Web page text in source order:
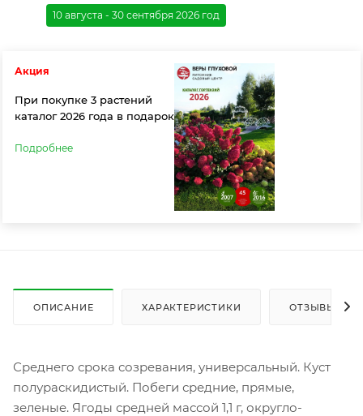
10 августа - 30 сентября 2026 год
Акция
При покупке 3 растений
каталог 2026 года в подарок
Подробнее
ОПИСАНИЕ ХАРАКТЕРИСТИКИ ОТЗЫВЫ
Среднего срока созревания, универсальный. Куст
полураскидистый. Побеги средние, прямые,
зеленые. Ягоды средней массой 1,1 г, округло-